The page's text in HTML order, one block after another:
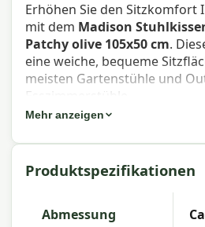
Erhöhen Sie den Sitzkomfort
mit dem Madison
Patchy olive 105x50 cm.
eine weiche, bequeme
meisten Gartenstühle und
Esszimmerstühle.
105x50 cm
Artikelnummer:
MONLA054
Mehr anzeigen
Produktspezifikationen
Abmessung